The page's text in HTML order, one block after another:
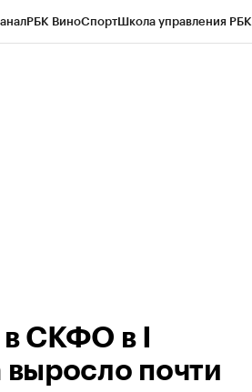
РБК ВиноСпортШкола управления РБК
СКФО в I
выросло почти